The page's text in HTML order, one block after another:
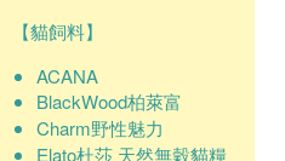
【貓飼料】
ACANA
BlackWood柏萊富
Charm野性魅力
Elato杜莎 天然無穀貓糧